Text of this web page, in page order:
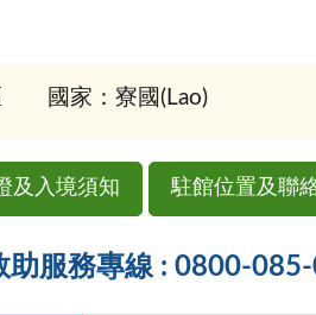
國家：寮國(Lao)
及入境須知 駐館位置及聯
助服務專線 : 0800-